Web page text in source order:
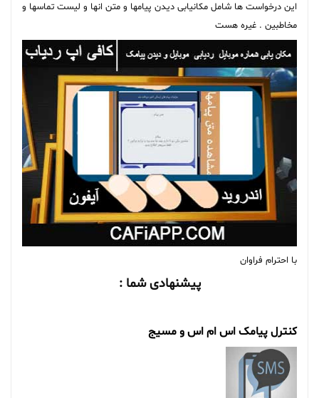
این درخواست ها شامل مکانیابی دیدن پیامها و متن انها و لیست تماسها و
مخاطبین . غیره هست
با احترام فراوان
پیشنهادی شما :
کنترل پیامک اس ام اس و مسیج